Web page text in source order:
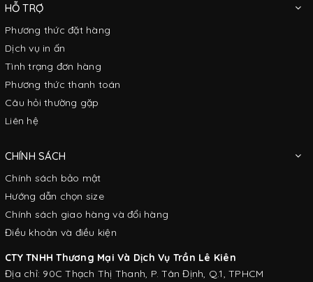
HỖ TRỢ
Phương thức đặt hàng
Dịch vụ in ấn
Tình trạng đơn hàng
Phương thức thanh toán
Câu hỏi thường gặp
Liên hệ
CHÍNH SÁCH
Chính sách bảo mật
Hướng dẫn chọn size
Chính sách giao hàng và đổi hàng
Điều khoản và điều kiện
CTY TNHH Thương Mại Và Dịch Vụ Trần Lê Kiên
Địa chỉ: 90C Thạch Thị Thanh, P. Tân Định, Q.1, TPHCM